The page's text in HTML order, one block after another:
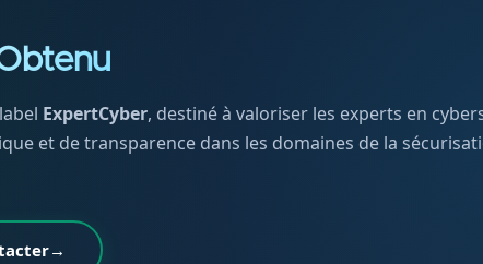
ExpertCyber, destiné à valoriser les experts en
et de transparence dans les domaines de la
→